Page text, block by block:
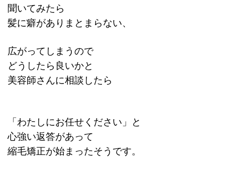
聞いてみたら
髪に癖がありまとまらない、
広がってしまうので
どうしたら良いかと
美容師さんに相談したら
「わたしにお任せください」と
心強い返答があって
縮毛矯正が始まったそうです。